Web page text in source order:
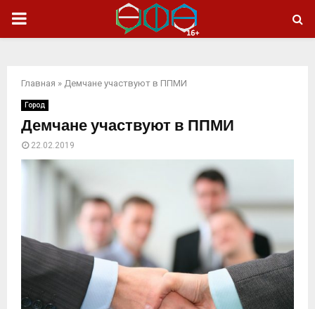
ОСНОВНОЕ
Главная » Демчане участвуют в ППМИ
Город
Демчане участвуют в ППМИ
22.02.2019